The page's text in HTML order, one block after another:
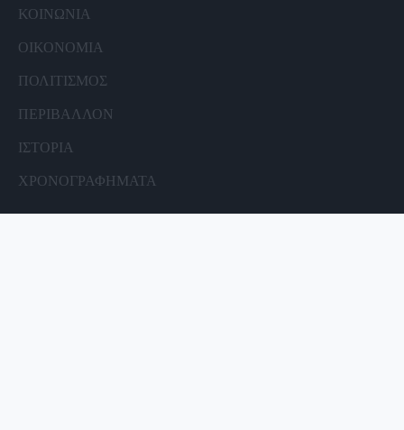
ΚΟΙΝΩΝΙΑ
ΟΙΚΟΝΟΜΙΑ
ΠΟΛΙΤΙΣΜΟΣ
ΠΕΡΙΒΑΛΛΟΝ
ΙΣΤΟΡΙΑ
ΧΡΟΝΟΓΡΑΦΗΜΑΤΑ